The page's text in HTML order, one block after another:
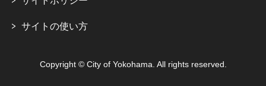
サイトの使い方
Copyright © City of Yokohama. All rights reserved.